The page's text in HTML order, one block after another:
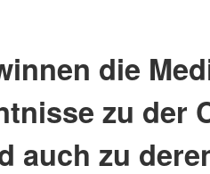
die
zu der
auch zu